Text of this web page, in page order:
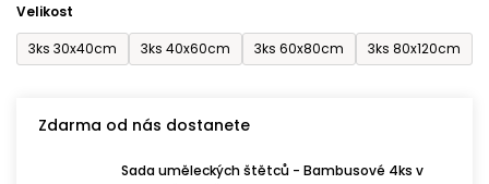
Velikost
3ks 30x40cm
3ks 40x60cm 3ks 60x80cm 3ks 80x120cm
Zdarma od nás dostanete
Sada uměleckých štětců - Bambusové 4ks v